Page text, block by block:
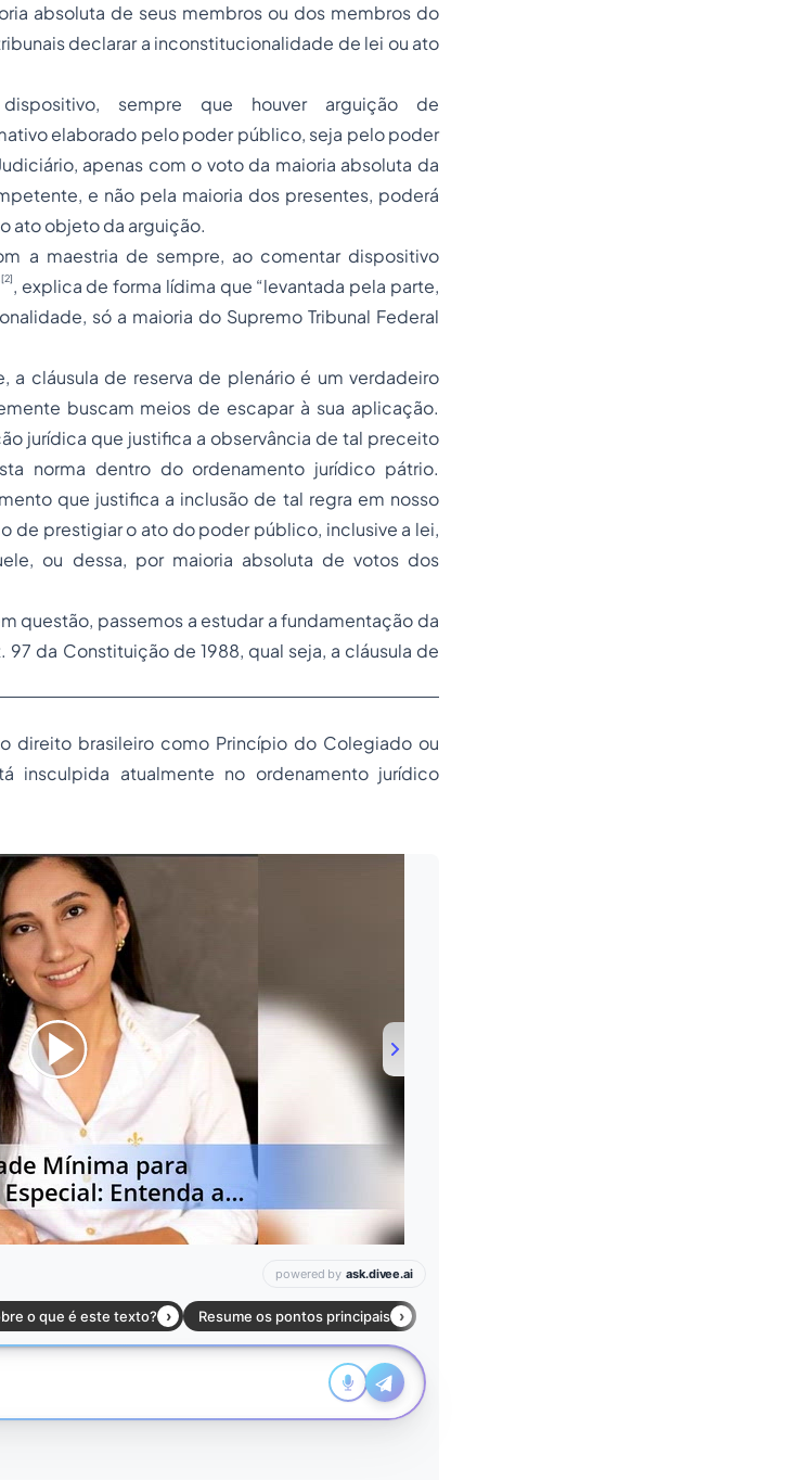
absoluta de seus membros ou dos membros do
declarar a inconstitucionalidade de lei ou ato
sempre que houver arguição de
elaborado pelo poder público, seja pelo poder
apenas com o voto da maioria absoluta da
e não pela maioria dos presentes, poderá
ato objeto da arguição.
a maestria de sempre, ao comentar dispositivo
[2], explica de forma lídima que “levantada pela parte,
só a maioria do Supremo Tribunal Federal
a cláusula de reserva de plenário é um verdadeiro
buscam meios de escapar à sua aplicação.
jurídica que justifica a observância de tal preceito
norma dentro do ordenamento jurídico pátrio.
que justifica a inclusão de tal regra em nosso
de prestigiar o ato do poder público, inclusive a lei,
ou dessa, por maioria absoluta de votos dos
questão, passemos a estudar a fundamentação da
da Constituição de 1988, qual seja, a cláusula de
direito brasileiro como Princípio do Colegiado ou
insculpida atualmente no ordenamento jurídico